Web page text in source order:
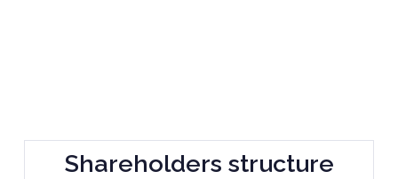
Shareholders structure